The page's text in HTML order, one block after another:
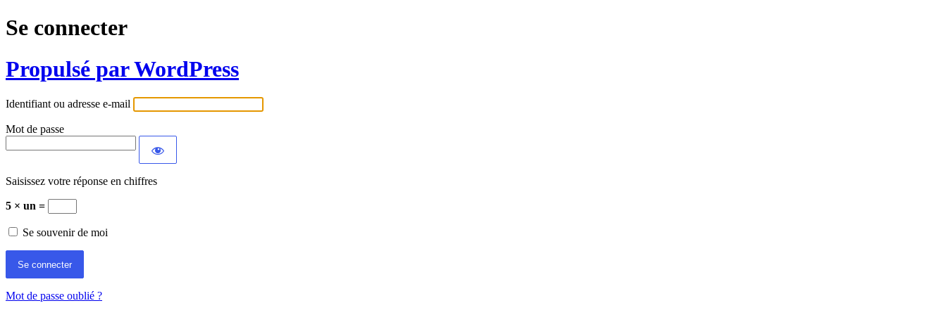
Se connecter
Propulsé par WordPress
Identifiant ou adresse e-mail
Mot de passe
Saisissez votre réponse en chiffres
5 × un =
Se souvenir de moi
Mot de passe oublié ?